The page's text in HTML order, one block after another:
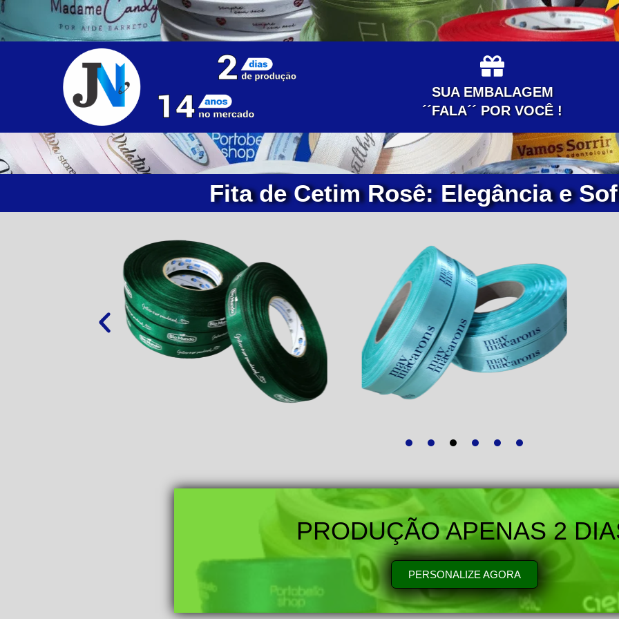
SUA EMBALAGEM
´´FALA´´ POR VOCÊ !
Fita de Cetim Rosê: Elegância e
PRODUÇÃO APENAS 2
PERSONALIZE AGORA